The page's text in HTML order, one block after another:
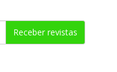
Receber revistas